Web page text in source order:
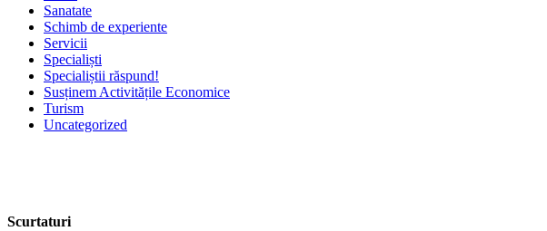
Sanatate
Schimb de experiente
Servicii
Specialiști
Specialiștii răspund!
Susținem Activitățile Economice
Turism
Uncategorized
Scurtaturi